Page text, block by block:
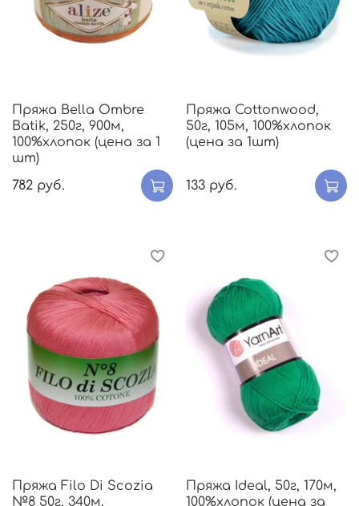
Пряжа Bella Ombre
Batik, 250г, 900м,
100%хлопок (цена за 1
шт)
782 руб.
Пряжа Cottonwood,
50г, 105м, 100%хлопок
(цена за 1шт)
133 руб.
Пряжа Filo Di Scozia
№8 50г, 340м,
Пряжа Ideal, 50г, 170м,
100%хлопок (цена за